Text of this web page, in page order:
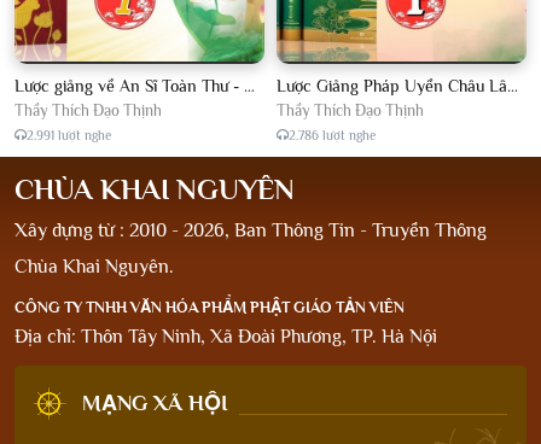
Lược giảng về An Sĩ Toàn Thư - Chủ giảng Đại Đức Thích Đạo Thịnh
Thầy Thích Đạo Thịnh
2.991 lượt nghe
Lược Giảng Pháp Uyển Châu Lâm, Chủ giảng Đại Đức Thích Đạo Thịnh
Thầy Thích Đạo Thịnh
2.786 lượt nghe
CHÙA KHAI NGUYÊN
Xây dựng từ : 2010 - 2026, Ban Thông Tin - Truyền Thông
Chùa Khai Nguyên.
CÔNG TY TNHH VĂN HÓA PHẨM PHẬT GIÁO TẢN VIÊN
Địa chỉ: Thôn Tây Ninh, Xã Đoài Phương, TP. Hà Nội
MẠNG XÃ HỘI